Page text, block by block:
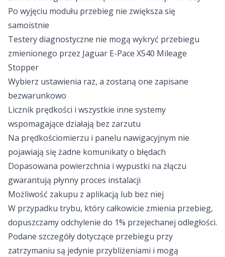
Po wyjęciu modułu przebieg nie zwiększa się
samoistnie
Testery diagnostyczne nie mogą wykryć przebiegu
zmienionego przez Jaguar E-Pace X540 Mileage
Stopper
Wybierz ustawienia raz, a zostaną one zapisane
bezwarunkowo
Licznik prędkości i wszystkie inne systemy
wspomagające działają bez zarzutu
Na prędkościomierzu i panelu nawigacyjnym nie
pojawiają się żadne komunikaty o błędach
Dopasowana powierzchnia i wypustki na złączu
gwarantują płynny proces instalacji
Możliwość zakupu z aplikacją lub bez niej
W przypadku trybu, który całkowicie zmienia przebieg,
dopuszczamy odchylenie do 1% przejechanej odległości.
Podane szczegóły dotyczące przebiegu przy
zatrzymaniu są jedynie przybliżeniami i mogą